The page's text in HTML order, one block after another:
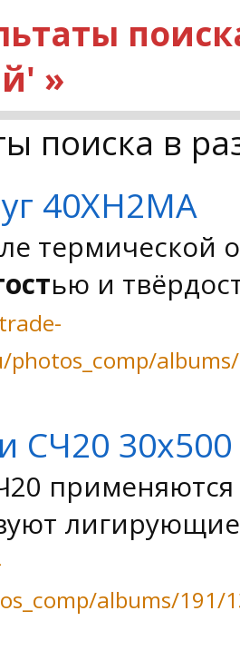
»
поиска в
40ХН2МА
термической
ью и
photos_comp/
СЧ20
albums/191/